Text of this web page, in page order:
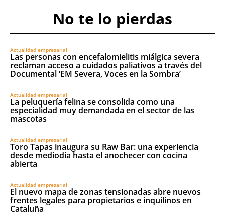
No te lo pierdas
Actualidad empresarial
Las personas con encefalomielitis miálgica severa
reclaman acceso a cuidados paliativos a través del
Documental ‘EM Severa, Voces en la Sombra’
Actualidad empresarial
La peluquería felina se consolida como una
especialidad muy demandada en el sector de las
mascotas
Actualidad empresarial
Toro Tapas inaugura su Raw Bar: una experiencia
desde mediodía hasta el anochecer con cocina
abierta
Actualidad empresarial
El nuevo mapa de zonas tensionadas abre nuevos
frentes legales para propietarios e inquilinos en
Cataluña